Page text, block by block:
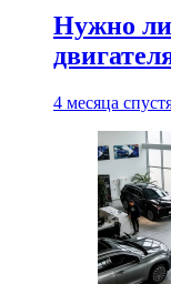
Нужно ли
4 месяца